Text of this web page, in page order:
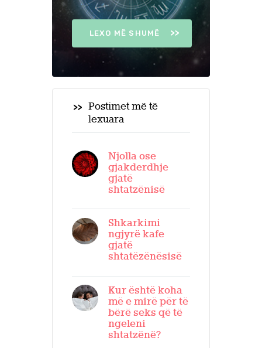
LEXO MË SHUMË
Postimet më të
lexuara
Njolla ose
gjakderdhje
gjatë
shtatzënisë
Shkarkimi
ngjyrë kafe
gjatë
shtatëzënësisë
Kur është koha
më e mirë për të
bërë seks që të
ngeleni
shtatzënë?